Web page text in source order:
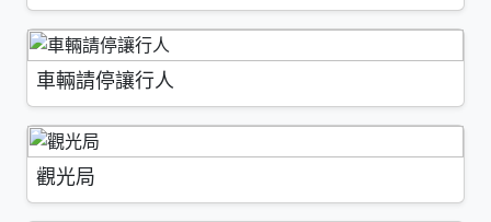
車輛請停讓行人
觀光局